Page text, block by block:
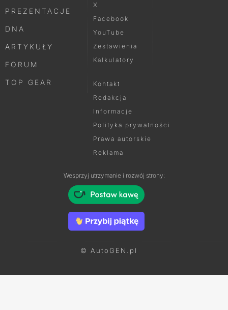
PREZENTACJE
DNA
ARTYKUŁY
FORUM
TOP GEAR
X
Facebook
YouTube
Zestawienia
Kalkulatory
Kontakt
Redakcja
Informacje
Polityka prywatności
Prawa autorskie
Reklama
Wesprzyj utrzymanie i rozwój strony:
© AutoGEN.pl